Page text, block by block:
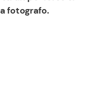
fotografo.